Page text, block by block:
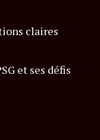
claires
et ses défis